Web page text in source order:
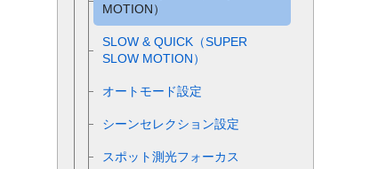
MOTION）
SLOW & QUICK（SUPER
SLOW MOTION）
オートモード設定
シーンセレクション設定
スポット測光フォーカス